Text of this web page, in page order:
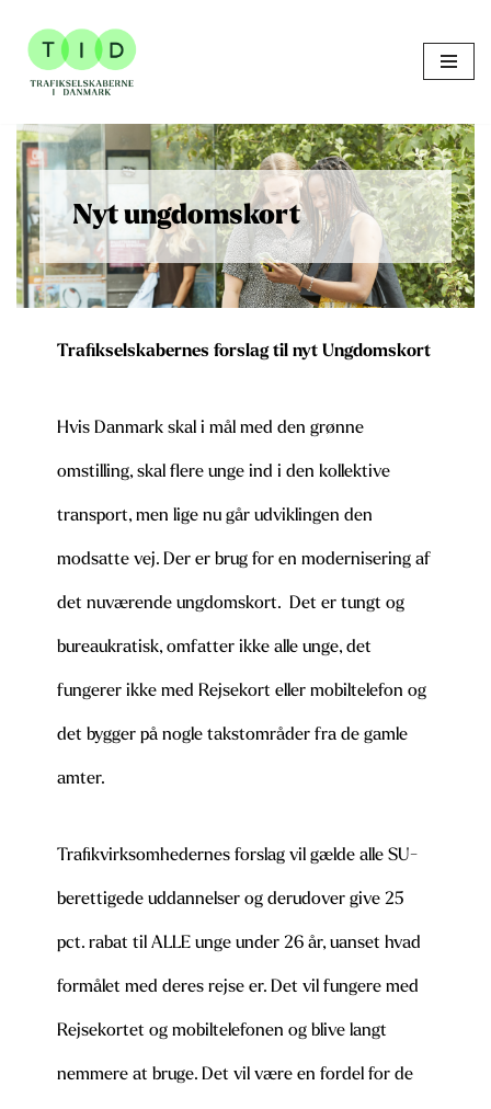
Skip
to
Nyt ungdomskort
Trafikselskabernes forslag til nyt Ungdomskort
Hvis Danmark skal i mål med den grønne
omstilling, skal flere unge ind i den kollektive
transport, men lige nu går udviklingen den
modsatte vej. Der er brug for en modernisering af
det nuværende ungdomskort. Det er tungt og
bureaukratisk, omfatter ikke alle unge, det
fungerer ikke med Rejsekort eller mobiltelefon og
det bygger på nogle takstområder fra de gamle
amter.
Trafikvirksomhedernes forslag vil gælde alle SU-
berettigede uddannelser og derudover give 25
pct. rabat til ALLE unge under 26 år, uanset hvad
formålet med deres rejse er. Det vil fungere med
Rejsekortet og mobiltelefonen og blive langt
nemmere at bruge. Det vil være en fordel for de